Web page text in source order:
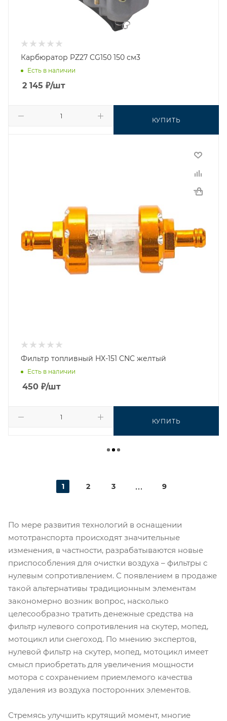
Карбюратор PZ27 CG150 150 см3
Есть в наличии
2 145 ₽/шт
КУПИТЬ
Фильтр топливный HX-151 CNC желтый
Есть в наличии
450 ₽/шт
КУПИТЬ
1 2 3 9
По мере развития технологий в оснащении
мототранспорта происходят значительные
изменения, в частности, разрабатываются новые
приспособления для очистки воздуха – фильтры с
нулевым сопротивлением. С появлением в продаже
такой альтернативы традиционным элементам
закономерно возник вопрос, насколько
целесообразно тратить денежные средства на
фильтр нулевого сопротивления на скутер, мопед,
мотоцикл или снегоход. По мнению экспертов,
нулевой фильтр на скутер, мопед, мотоцикл имеет
смысл приобретать для увеличения мощности
мотора с сохранением приемлемого качества
удаления из воздуха посторонних элементов.
Стремясь улучшить крутящий момент, многие